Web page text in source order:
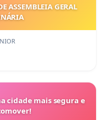
ASSEMBLEIA GERAL
cidade mais segura e